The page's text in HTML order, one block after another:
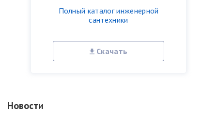
Полный каталог инженерной
сантехники
Скачать
Новости